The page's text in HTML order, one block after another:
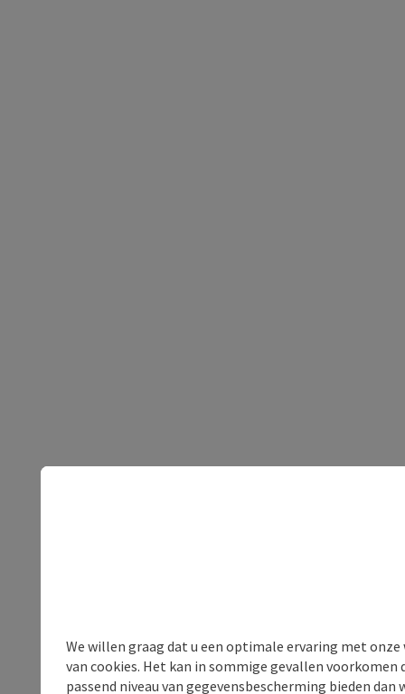
We willen graag dat u een optimale ervaring met
van cookies. Het kan in sommige gevallen voorkomen
passend niveau van gegevensbescherming bieden